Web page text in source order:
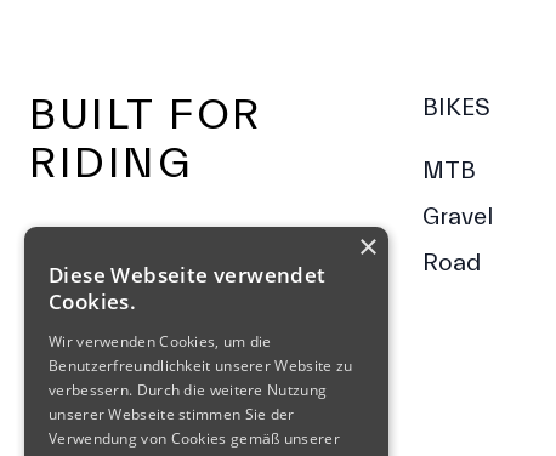
BUILT FOR
RIDING
BIKES
MTB
Gravel
Road
×
Diese Webseite verwendet
Cookies.
Wir verwenden Cookies, um die
Benutzerfreundlichkeit unserer Website zu
verbessern. Durch die weitere Nutzung
unserer Webseite stimmen Sie der
Verwendung von Cookies gemäß unserer